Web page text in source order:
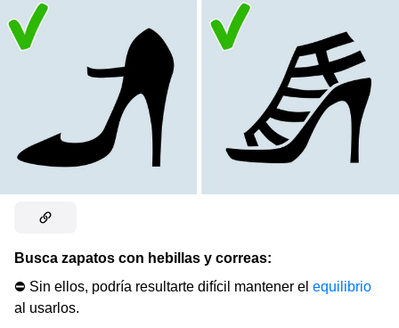
Busca zapatos con hebillas y correas:
⛔ Sin ellos, podría resultarte difícil mantener el equilibrio
al usarlos.